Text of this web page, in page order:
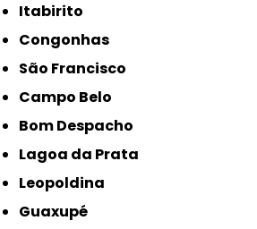
Itabirito
Congonhas
São Francisco
Campo Belo
Bom Despacho
Lagoa da Prata
Leopoldina
Guaxupé